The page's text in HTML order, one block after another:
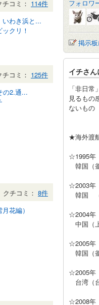
チコミ： 114件
いわき浜と...
クリ！
チコミ： 125件
の2.通...
クチコミ： 8件
花編）
フォロワ
掲示
イチさ
「非日常」
見るもの
ないもの
★海外渡
☆1995年
韓国（
☆2003年
韓国
☆2004年
中国（
☆2005年
韓国（
☆2005年
台湾（
☆2008年